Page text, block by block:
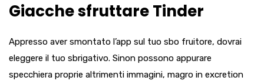
Giacche sfruttare Tinder
Appresso aver smontato l’app sul tuo sbo fruitore, dovrai
eleggere il tuo sbrigativo. Sinon possono appurare
specchiera proprie altrimenti immagini, magro in excretion